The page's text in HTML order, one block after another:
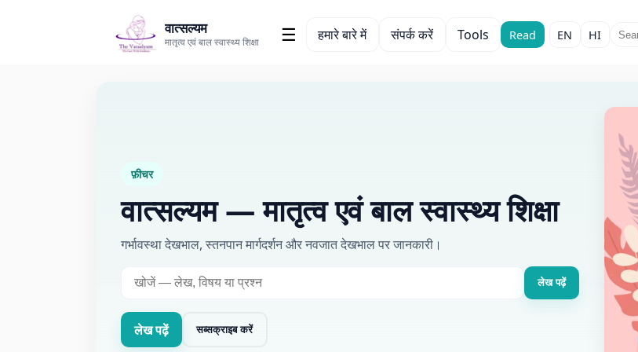
वात्सल्यम
मातृत्व एवं बाल स्वास्थ्य शिक्षा ☰ हमारे बारे में संपर्क करें Tools Read EN HI
फ़ीचर
वात्सल्यम —मातृत्व एवं बाल स्वास्थ्य शिक्षा
गर्भावस्था देखभाल, स्तनपान मार्गदर्शन और नवजात देखभाल पर जानकारी।
लेख पढ़ें
लेख पढ़ें सब्सक्राइब करें